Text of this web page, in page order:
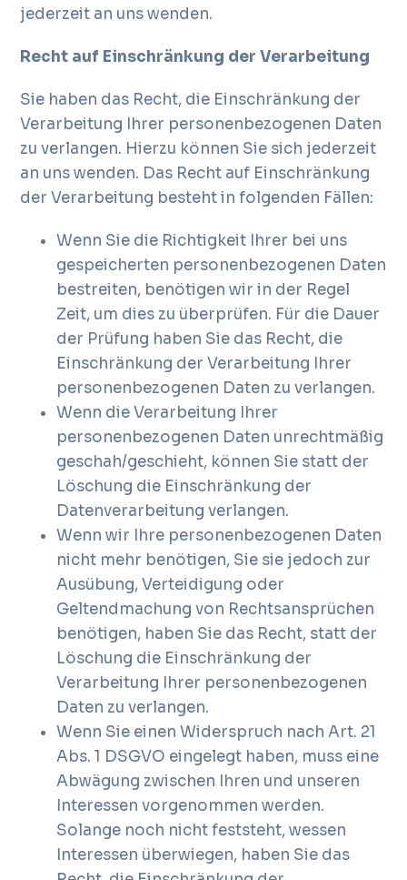
jederzeit an uns wenden.
Recht auf Einschränkung der Verarbeitung
Sie haben das Recht, die Einschränkung der
Verarbeitung Ihrer personenbezogenen Daten
zu verlangen. Hierzu können Sie sich jederzeit
an uns wenden. Das Recht auf Einschränkung
der Verarbeitung besteht in folgenden Fällen:
Wenn Sie die Richtigkeit Ihrer bei uns
gespeicherten personenbezogenen Daten
bestreiten, benötigen wir in der Regel
Zeit, um dies zu überprüfen. Für die Dauer
der Prüfung haben Sie das Recht, die
Einschränkung der Verarbeitung Ihrer
personenbezogenen Daten zu verlangen.
Wenn die Verarbeitung Ihrer
personenbezogenen Daten unrechtmäßig
geschah/geschieht, können Sie statt der
Löschung die Einschränkung der
Datenverarbeitung verlangen.
Wenn wir Ihre personenbezogenen Daten
nicht mehr benötigen, Sie sie jedoch zur
Ausübung, Verteidigung oder
Geltendmachung von Rechtsansprüchen
benötigen, haben Sie das Recht, statt der
Löschung die Einschränkung der
Verarbeitung Ihrer personenbezogenen
Daten zu verlangen.
Wenn Sie einen Widerspruch nach Art. 21
Abs. 1 DSGVO eingelegt haben, muss eine
Abwägung zwischen Ihren und unseren
Interessen vorgenommen werden.
Solange noch nicht feststeht, wessen
Interessen überwiegen, haben Sie das